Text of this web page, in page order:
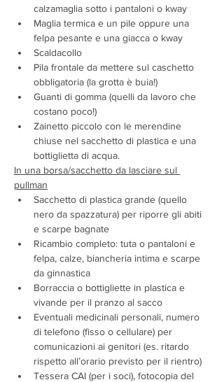
calzamaglia sotto i pantaloni o kway
Maglia termica e un pile oppure una
felpa pesante e una giacca o kway
Scaldacollo
Pila frontale da mettere sul caschetto
obbligatoria (la grotta è buia!)
Guanti di gomma (quelli da lavoro che
costano poco!)
Zainetto piccolo con le merendine
chiuse nel sacchetto di plastica e una
bottiglietta di acqua.
In una borsa/sacchetto da lasciare sul
pullman
Sacchetto di plastica grande (quello
nero da spazzatura) per riporre gli abiti
e scarpe bagnate
Ricambio completo: tuta o pantaloni e
felpa, calze, biancheria intima e scarpe
da ginnastica
Borraccia o bottigliette in plastica e
vivande per il pranzo al sacco
Eventuali medicinali personali, numero
di telefono (fisso o cellulare) per
comunicazioni ai genitori (es. ritardo
rispetto all’orario previsto per il rientro)
Tessera CAI (per i soci), fotocopia del